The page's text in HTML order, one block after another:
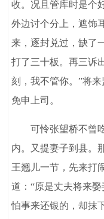
收。况且管库时是个
外边讨个分上，遮饰
来，逐封兑过，缺了
打了三十板。再三诉
刻，我不管你。”将
免申上司。
可怜张望桥不曾吃
内。又提妻子到县。
王翘儿一节，先来打
道：“原是丈夫将来
怕事来还银的，却抹